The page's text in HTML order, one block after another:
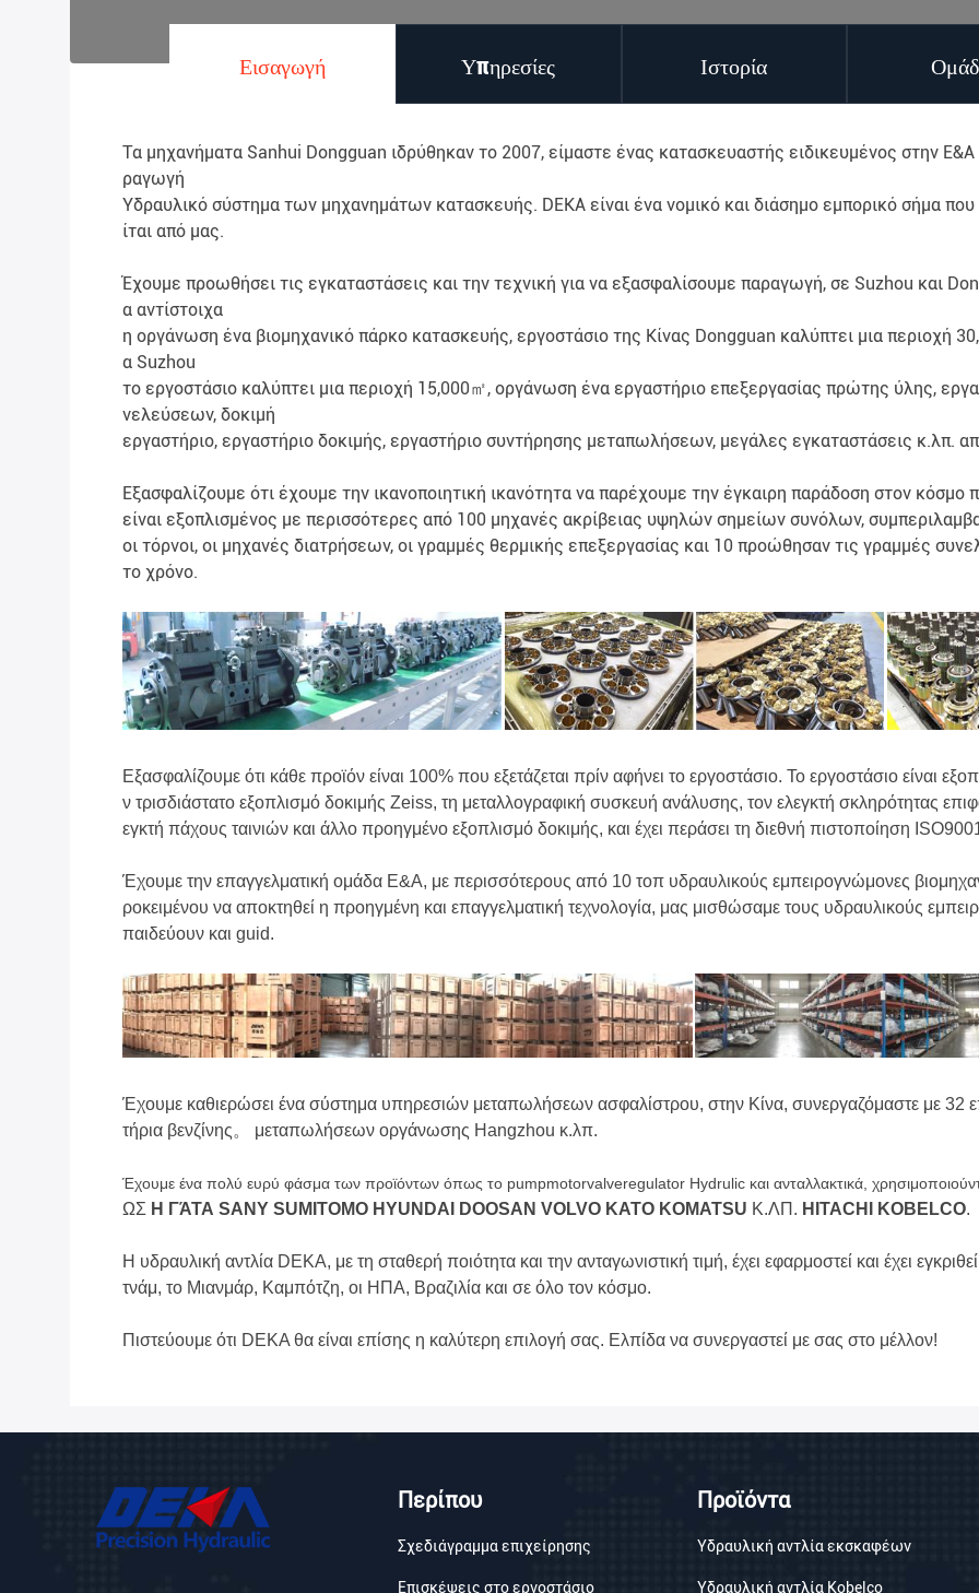
Εισαγωγή Υπηρεσίες Ιστορία
Τα μηχανήματα Sanhui Dongguan ιδρύθηκαν το 2007, είμαστε ένας κατασκευαστής ειδικευμένος στην Ε&Α
ραγωγή
Υδραυλικό σύστημα των μηχανημάτων κατασκευής. DEKA είναι ένα νομικό και διάσημο εμπορικό σήμα
ίται από μας.
Έχουμε προωθήσει τις εγκαταστάσεις και την τεχνική για να εξασφαλίσουμε παραγωγή, σε Suzhou και
α αντίστοιχα
η οργάνωση ένα βιομηχανικό πάρκο κατασκευής, εργοστάσιο της Κίνας Dongguan καλύπτει μια περιοχή
α Suzhou
το εργοστάσιο καλύπτει μια περιοχή 15,000㎡, οργάνωση ένα εργαστήριο επεξεργασίας πρώτης ύλης,
νελεύσεων, δοκιμή
εργαστήριο, εργαστήριο δοκιμής, εργαστήριο συντήρησης μεταπωλήσεων, μεγάλες εγκαταστάσεις κ.λπ.
Εξασφαλίζουμε ότι έχουμε την ικανοποιητική ικανότητα να παρέχουμε την έγκαιρη παράδοση στον
είναι εξοπλισμένος με περισσότερες από 100 μηχανές ακρίβειας υψηλών σημείων συνόλων,
οι τόρνοι, οι μηχανές διατρήσεων, οι γραμμές θερμικής επεξεργασίας και 10 προώθησαν τις γραμμές
το χρόνο.
Εξασφαλίζουμε ότι κάθε προϊόν είναι 100% που εξετάζεται πρίν αφήνει το εργοστάσιο. Το εργοστάσιο είναι
ν τρισδιάστατο εξοπλισμό δοκιμής Zeiss, τη μεταλλογραφική συσκευή ανάλυσης, τον ελεγκτή σκληρότητας
εγκτή πάχους ταινιών και άλλο προηγμένο εξοπλισμό δοκιμής, και έχει περάσει τη διεθνή πιστοποίηση
Έχουμε την επαγγελματική ομάδα Ε&Α, με περισσότερους από 10 τοπ υδραυλικούς εμπειρογνώμονες
ροκειμένου να αποκτηθεί η προηγμένη και επαγγελματική τεχνολογία, μας μισθώσαμε τους υδραυλικούς
παιδεύουν και guid.
Έχουμε καθιερώσει ένα σύστημα υπηρεσιών μεταπωλήσεων ασφαλίστρου, στην Κίνα, συνεργαζόμαστε με 32
τήρια βενζίνης。 μεταπωλήσεων οργάνωσης Hangzhou κ.λπ.
Έχουμε ένα πολύ ευρύ φάσμα των προϊόντων όπως το pumpmotorvalveregulator Hydrulic και ανταλλακτικά,
ΩΣ Η ΓΆΤΑ SANY SUMITOMO HYUNDAI DOOSAN VOLVO KATO KOMATSU Κ.ΛΠ. HITACHI KOBELCO.
Η υδραυλική αντλία DEKA, με τη σταθερή ποιότητα και την ανταγωνιστική τιμή, έχει εφαρμοστεί και έχει
τνάμ, το Μιανμάρ, Καμπότζη, οι ΗΠΑ, Βραζιλία και σε όλο τον κόσμο.
Πιστεύουμε ότι DEKA θα είναι επίσης η καλύτερη επιλογή σας. Ελπίδα να συνεργαστεί με σας στο μέλλον!
Περίπου
Σχεδιάγραμμα επιχείρησης
Επισκέψεις στο εργοστάσιο
Προϊόντα
Υδραυλική αντλία εκσκαφέων
Υδραυλική αντλία Kobelco